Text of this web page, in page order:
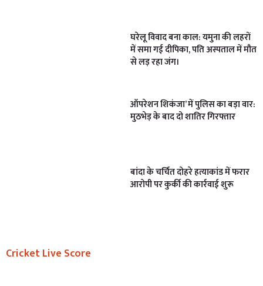
घरेलू विवाद बना काल: यमुना की लहरों
में समा गई दीपिका, पति अस्पताल में मौत
से लड़ रहा जंग।
ऑपरेशन शिकंजा’ में पुलिस का बड़ा वार:
मुठभेड़ के बाद दो शातिर गिरफ्तार
बांदा के चर्चित दोहरे हत्याकांड में फरार
आरोपी पर कुर्की की कार्रवाई शुरू
Cricket Live Score